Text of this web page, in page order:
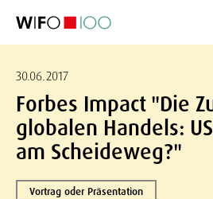
30.06.2017
Forbes Impact "Die
globalen Handels:
am Scheideweg?"
Vortrag oder Präsentation